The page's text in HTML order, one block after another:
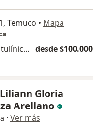
Temuco • Mapa
Aplicación de Toxina Botulínica (Botox) desde $100.000
Gloria
Arellano
· Ver más